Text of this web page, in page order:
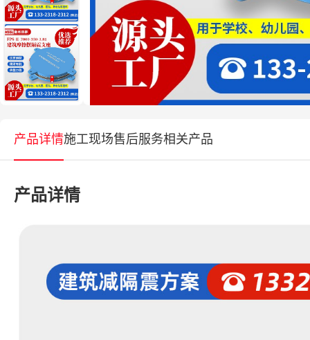
产品详情施工现场售后服务相关产品
产品详情